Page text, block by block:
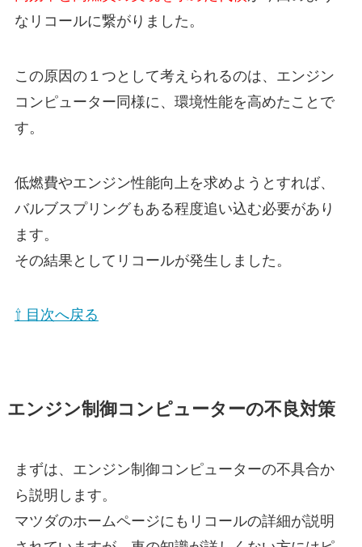
なリコールに繋がりました。
この原因の１つとして考えられるのは、エンジン
コンピューター同様に、環境性能を高めたことで
す。
低燃費やエンジン性能向上を求めようとすれば、
バルブスプリングもある程度追い込む必要があり
ます。
その結果としてリコールが発生しました。
⇧ 目次へ戻る
エンジン制御コンピューターの不良対策
まずは、エンジン制御コンピューターの不具合か
ら説明します。
マツダのホームページにもリコールの詳細が説明